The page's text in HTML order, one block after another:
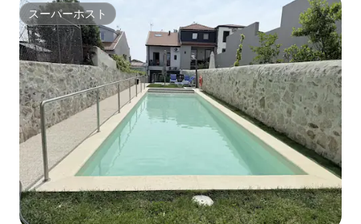
スーパーホスト
スーパーホスト